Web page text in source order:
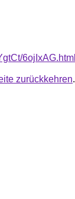
6ojIxAG.html
zurückkehren.